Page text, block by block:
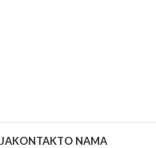
KONTAKTO NAMA